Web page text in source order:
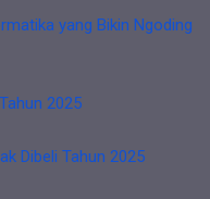
yang Bikin Ngoding
2025
Dibeli Tahun 2025